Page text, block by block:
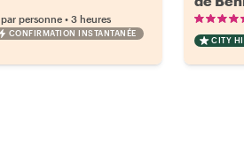
par personne • 3 heures
CONFIRMATION INSTANTANÉE
CITY